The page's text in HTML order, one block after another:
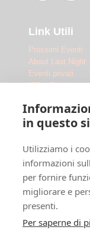
in questo
Utilizziamo i
informazioni
per fornire
migliorare e
presenti.
Per saperne di
Link Utili
Prossimi Eventi
About Last Night
Eventi privati
IED x Fabrique
Le Location
Ippodromo Snai
Ippodromo Snai
Dove siamo
F.A.Q.